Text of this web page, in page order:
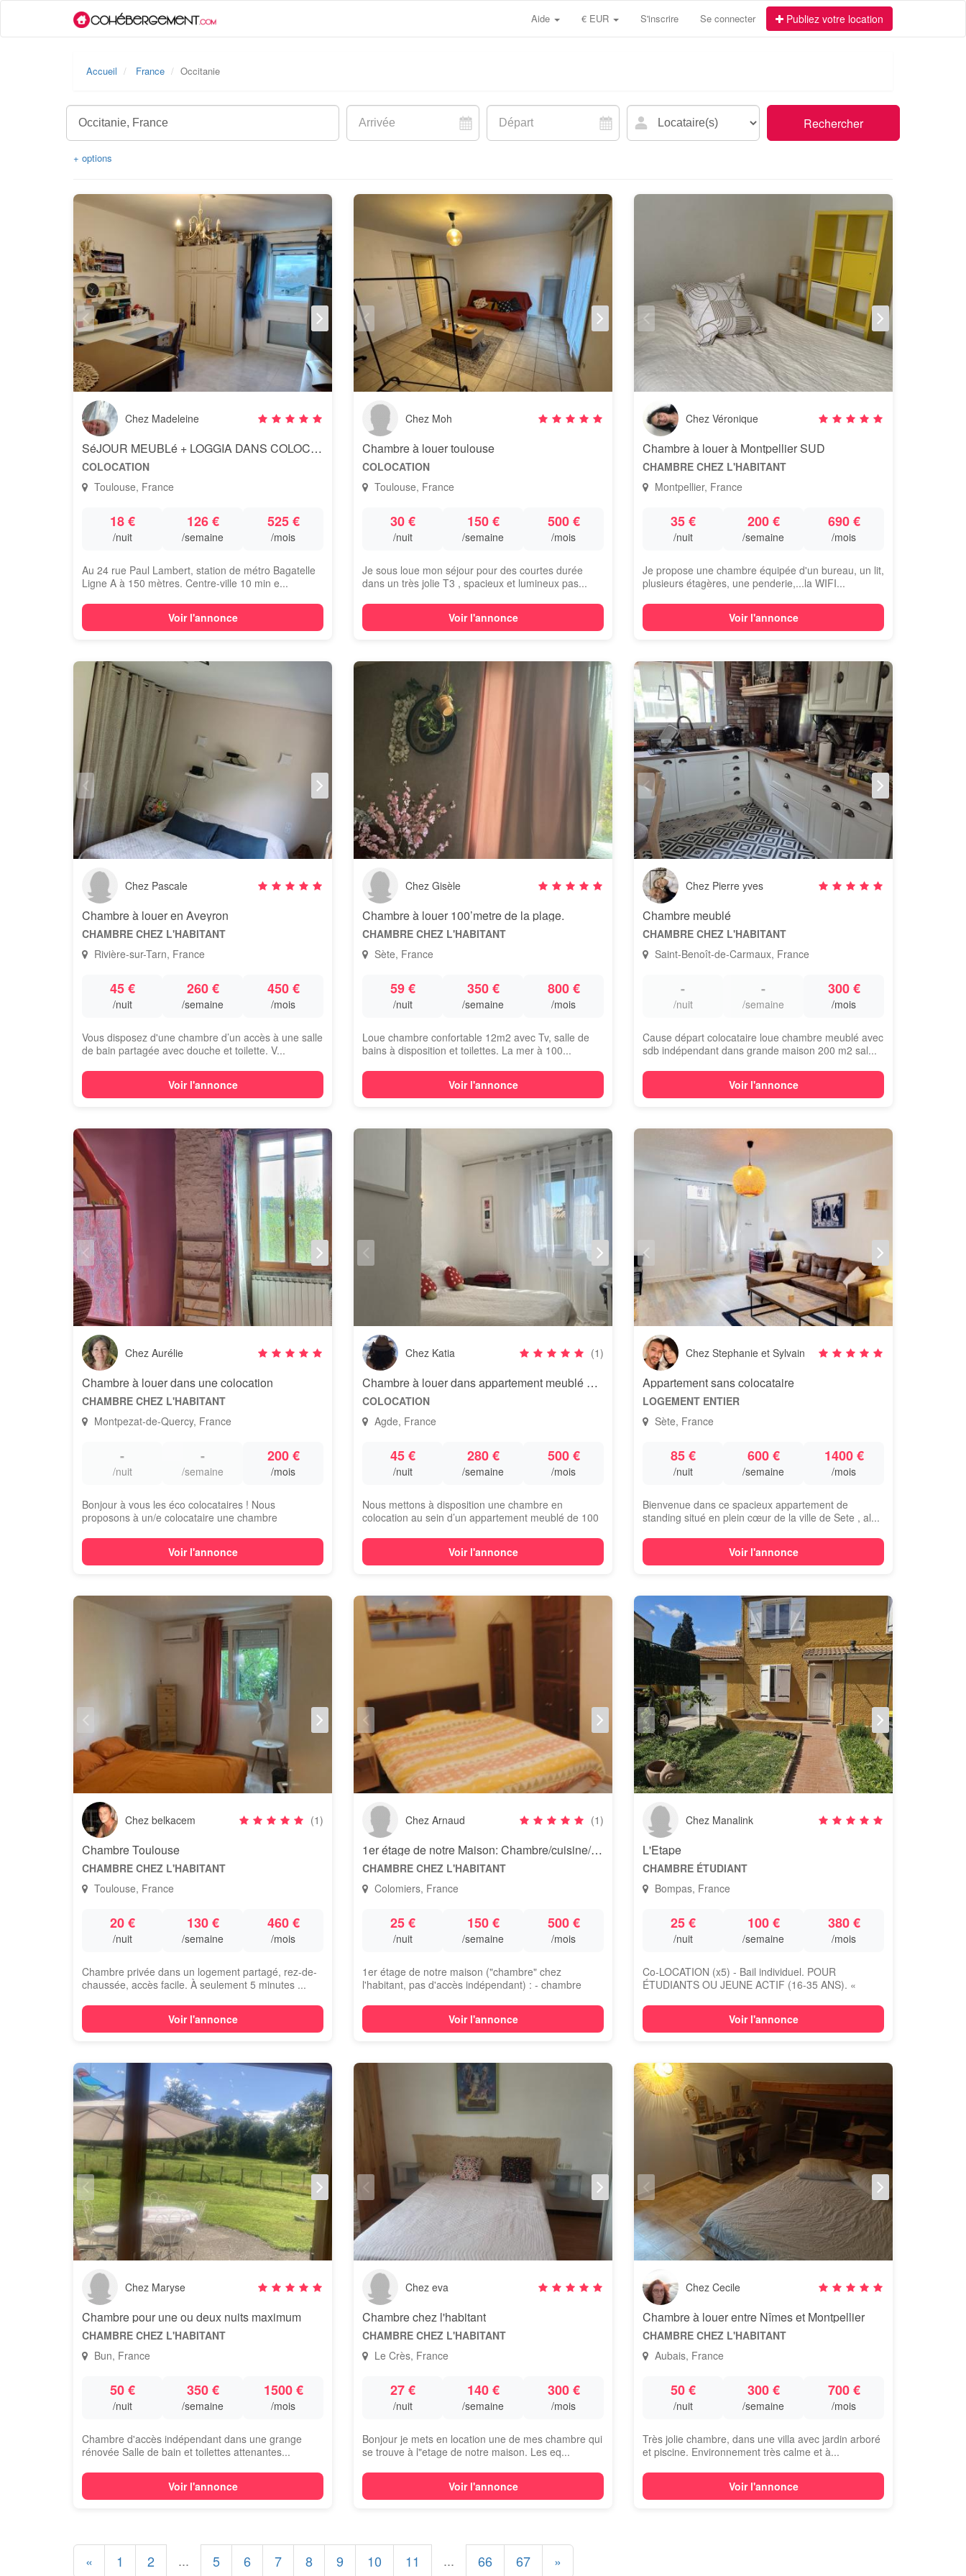
Aide € EUR S'inscrire Se connecter Publiez votre location
Accueil France Occitanie
Rechercher
+ options
Chez Madeleine
SéJOUR MEUBLé + LOGGIA DANS COLOCATION
COLOCATION
Toulouse, France
18 €
/nuit
126 €
/semaine
525 €
/mois
Au 24 rue Paul Lambert, station de métro Bagatelle
Ligne A à 150 mètres. Centre-ville 10 min e...
Voir l'annonce
Chez Moh
Chambre à louer toulouse
COLOCATION
Toulouse, France
30 €
/nuit
150 €
/semaine
500 €
/mois
Je sous loue mon séjour pour des courtes durée
dans un très jolie T3 , spacieux et lumineux pas...
Voir l'annonce
Chez Véronique
Chambre à louer à Montpellier SUD
CHAMBRE CHEZ L'HABITANT
Montpellier, France
35 €
/nuit
200 €
/semaine
690 €
/mois
Je propose une chambre équipée d'un bureau, un lit,
plusieurs étagères, une penderie,...la WIFI...
Voir l'annonce
Chez Pascale
Chambre à louer en Aveyron
CHAMBRE CHEZ L'HABITANT
Rivière-sur-Tarn, France
45 €
/nuit
260 €
/semaine
450 €
/mois
Vous disposez d'une chambre d’un accès à une salle
de bain partagée avec douche et toilette. V...
Voir l'annonce
Chez Gisèle
Chambre à louer 100’metre de la plage.
CHAMBRE CHEZ L'HABITANT
Sète, France
59 €
/nuit
350 €
/semaine
800 €
/mois
Loue chambre confortable 12m2 avec Tv, salle de
bains à disposition et toilettes. La mer à 100...
Voir l'annonce
Chez Pierre yves
Chambre meublé
CHAMBRE CHEZ L'HABITANT
Saint-Benoît-de-Carmaux, France
-
/nuit
-
/semaine
300 €
/mois
Cause départ colocataire loue chambre meublé avec
sdb indépendant dans grande maison 200 m2 sal...
Voir l'annonce
Chez Aurélie
Chambre à louer dans une colocation
CHAMBRE CHEZ L'HABITANT
Montpezat-de-Quercy, France
-
/nuit
-
/semaine
200 €
/mois
Bonjour à vous les éco colocataires ! Nous
proposons à un/e colocataire une chambre
Voir l'annonce
Chez Katia (1)
Chambre à louer dans appartement meublé avec terrasse
COLOCATION
Agde, France
45 €
/nuit
280 €
/semaine
500 €
/mois
Nous mettons à disposition une chambre en
colocation au sein d’un appartement meublé de 100
Voir l'annonce
Chez Stephanie et Sylvain
Appartement sans colocataire
LOGEMENT ENTIER
Sète, France
85 €
/nuit
600 €
/semaine
1400 €
/mois
Bienvenue dans ce spacieux appartement de
standing situé en plein cœur de la ville de Sete , al...
Voir l'annonce
Chez belkacem (1)
Chambre Toulouse
CHAMBRE CHEZ L'HABITANT
Toulouse, France
20 €
/nuit
130 €
/semaine
460 €
/mois
Chambre privée dans un logement partagé, rez-de-
chaussée, accès facile. À seulement 5 minutes ...
Voir l'annonce
Chez Arnaud (1)
1er étage de notre Maison: Chambre/cuisine/salle D'eau/salon
CHAMBRE CHEZ L'HABITANT
Colomiers, France
25 €
/nuit
150 €
/semaine
500 €
/mois
1er étage de notre maison ("chambre" chez
l'habitant, pas d'accès indépendant) : - chambre
Voir l'annonce
Chez Manalink
L'Etape
CHAMBRE ÉTUDIANT
Bompas, France
25 €
/nuit
100 €
/semaine
380 €
/mois
Co-LOCATION (x5) - Bail individuel. POUR
ÉTUDIANTS OU JEUNE ACTIF (16-35 ANS). «
Voir l'annonce
Chez Maryse
Chambre pour une ou deux nuits maximum
CHAMBRE CHEZ L'HABITANT
Bun, France
50 €
/nuit
350 €
/semaine
1500 €
/mois
Chambre d'accès indépendant dans une grange
rénovée Salle de bain et toilettes attenantes...
Voir l'annonce
Chez eva
Chambre chez l'habitant
CHAMBRE CHEZ L'HABITANT
Le Crès, France
27 €
/nuit
140 €
/semaine
300 €
/mois
Bonjour je mets en location une de mes chambre qui
se trouve à l"etage de notre maison. Les eq...
Voir l'annonce
Chez Cecile
Chambre à louer entre Nîmes et Montpellier
CHAMBRE CHEZ L'HABITANT
Aubais, France
50 €
/nuit
300 €
/semaine
700 €
/mois
Très jolie chambre, dans une villa avec jardin arboré
et piscine. Environnement très calme et à...
Voir l'annonce
« 1 2 ... 5 6 7 8 9 10 11 ... 66 67 »